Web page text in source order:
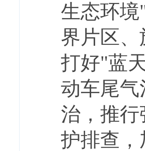
生态环
界片区
打好"蓝
动车尾
治，推
护排查